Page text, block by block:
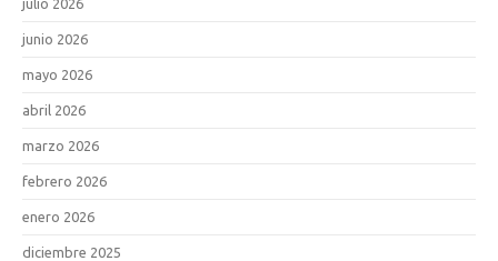
junio 2026
mayo 2026
abril 2026
marzo 2026
febrero 2026
enero 2026
diciembre 2025